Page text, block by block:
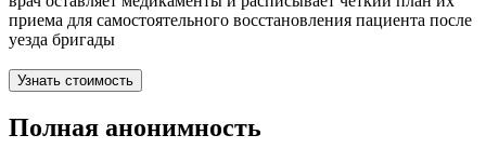
приема для самостоятельного восстановления пациента после
уезда бригады
Узнать стоимость
Полная анонимность